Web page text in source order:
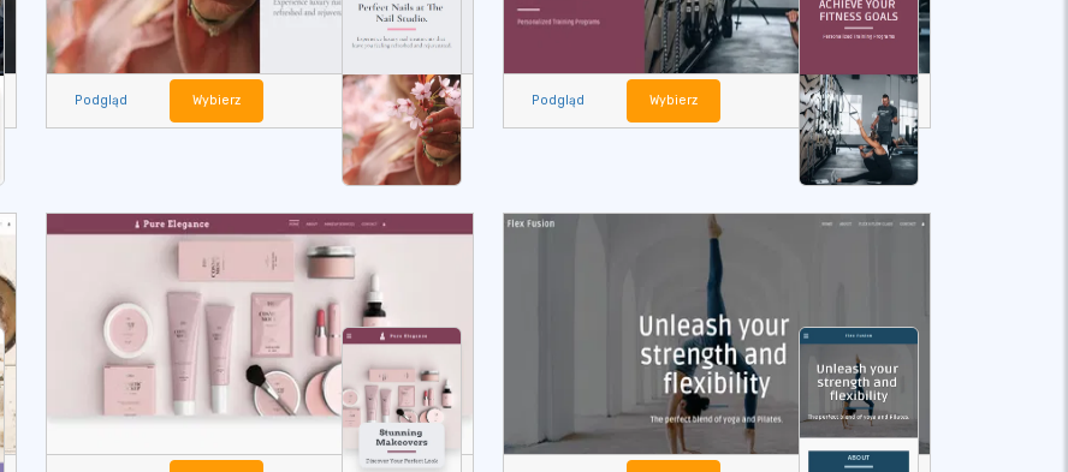
Podgląd Wybierz Podgląd Wybierz